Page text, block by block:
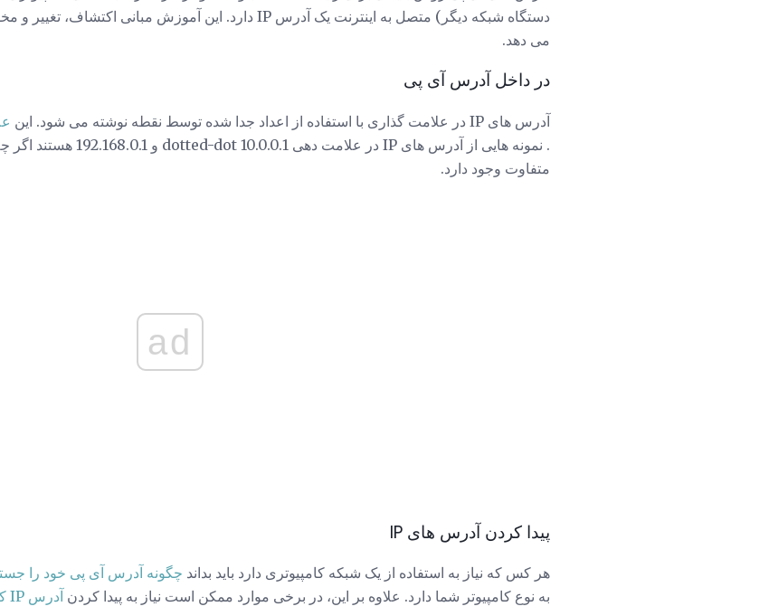
دستگاه شبکه دیگر) متصل به اینترنت یک آدرس IP دارد. این آموزش مبانی اکتشاف، تغییر و مخفی کردن
می دهد.
در داخل آدرس آی پی
آدرس های IP در علامت گذاری با استفاده از اعداد جدا شده توسط نقطه نوشته می شود. این
متفاوت وجود دارد.
ad
پیدا کردن آدرس های IP
هر کس که نیاز به استفاده از یک شبکه کامپیوتری دارد باید بداند چگونه آدرس آی پی خود را
به نوع کامپیوتر شما دارد. علاوه بر این، در برخی موارد ممکن است نیاز به پیدا کردن آدرس IP کامپیوتر شخصی شما باشد.